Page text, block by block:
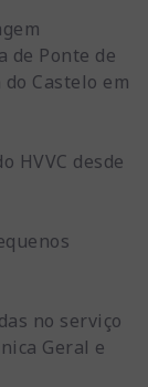
de Ponte de
Castelo em
HVVC desde
no serviço
Geral e